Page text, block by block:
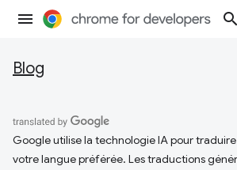
Blog
Google utilise la technologie IA pour
votre langue préférée. Les traductions